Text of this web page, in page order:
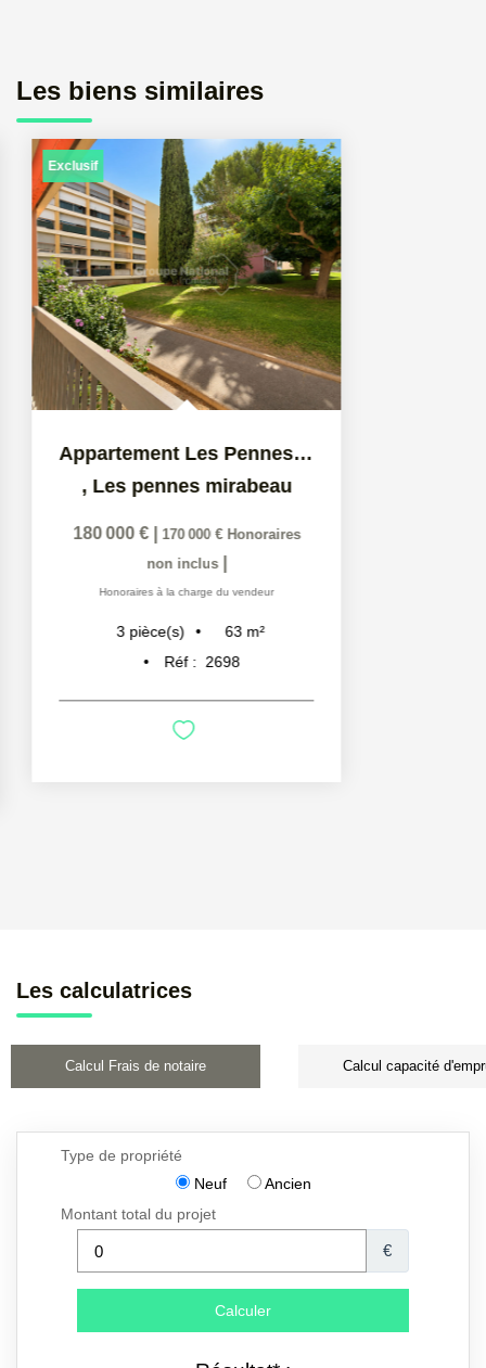
Les biens similaires
Exclusif
Appartement Les Pennes Mirabeau 3 pièce(s) 63 m2
Les pennes mirabeau
180 000 € |170 000 € Honoraires
non inclus|
Honoraires à la charge du vendeur
pièce(s) 63m²
Réf : 2698
Les calculatrices
Calcul Frais de notaire Calcul capacité